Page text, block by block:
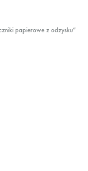
papierowe z odzysku”